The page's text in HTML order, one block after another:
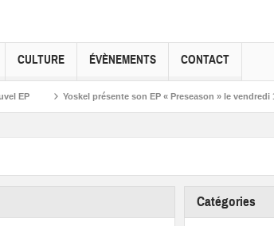
CULTURE ÉVÈNEMENTS CONTACT
Yoskel présente son EP « Preseason » le vendredi 19 juin
Catégories